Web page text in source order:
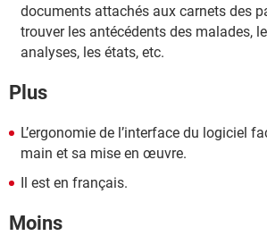
documents attachés aux carnets des
trouver les antécédents des malades,
analyses, les états, etc.
Plus
L’ergonomie de l’interface du logiciel
main et sa mise en œuvre.
Il est en français.
Moins